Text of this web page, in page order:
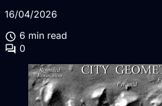
16/04/2026
schedule 6 min read
forum 0